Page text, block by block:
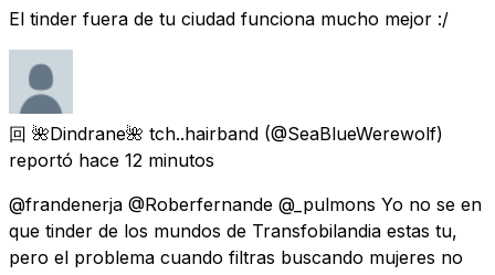
El tinder fuera de tu ciudad funciona mucho mejor :/
回 🌺Dindrane🌺 tch..hairband (@SeaBlueWerewolf)
reportó hace 12 minutos
@frandenerja @Roberfernande @_pulmons Yo no se en
que tinder de los mundos de Transfobilandia estas tu,
pero el problema cuando filtras buscando mujeres no